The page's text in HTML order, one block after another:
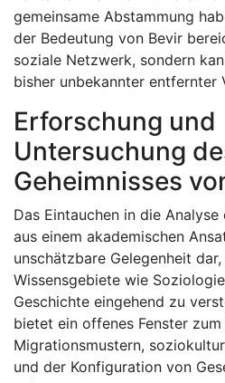
gemeinsame Abstammung
der Bedeutung von Bevir
soziale Netzwerk, sondern
bisher unbekannter entfernter
Erforschung und
Untersuchung
Geheimnisses
Das Eintauchen in die
aus einem akademischen
unschätzbare Gelegenheit
Wissensgebiete wie
Geschichte eingehend zu
bietet ein offenes Fenster
Migrationsmustern,
und der Konfiguration von